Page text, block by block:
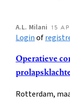
A.L. Milani 15
Loginof
Operatieve
Rotterdam,